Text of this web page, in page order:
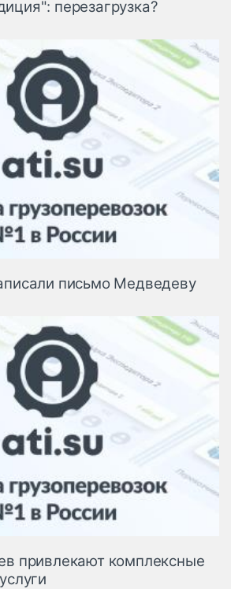
перезагрузка?
письмо Медведеву
привлекают комплексные